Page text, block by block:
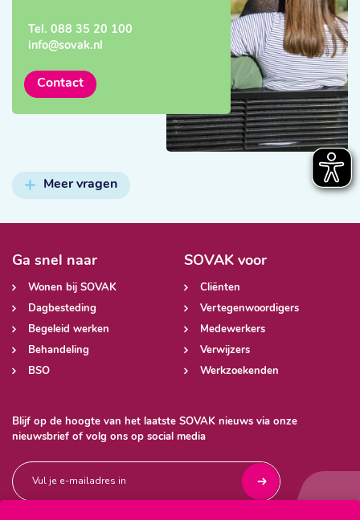
Tel. 088 35 20 100
info@sovak.nl
Contact
Meer vragen
Blijf op de hoogte van het laatste SOVAK nieuws via onze
nieuwsbrief of volg ons op social media
Ga snel naar
Wonen bij SOVAK
Dagbesteding
Begeleid werken
Behandeling
BSO
SOVAK voor
Cliënten
Vertegenwoordigers
Medewerkers
Verwijzers
Werkzoekenden